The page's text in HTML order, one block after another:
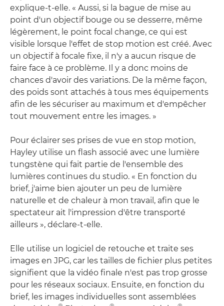
explique-t-elle. « Aussi, si la bague de mise au
point d'un objectif bouge ou se desserre, même
légèrement, le point focal change, ce qui est
visible lorsque l'effet de stop motion est créé. Avec
un objectif à focale fixe, il n'y a aucun risque de
faire face à ce problème. Il y a donc moins de
chances d'avoir des variations. De la même façon,
des poids sont attachés à tous mes équipements
afin de les sécuriser au maximum et d'empêcher
tout mouvement entre les images. »
Pour éclairer ses prises de vue en stop motion,
Hayley utilise un flash associé avec une lumière
tungstène qui fait partie de l'ensemble des
lumières continues du studio. « En fonction du
brief, j'aime bien ajouter un peu de lumière
naturelle et de chaleur à mon travail, afin que le
spectateur ait l'impression d'être transporté
ailleurs », déclare-t-elle.
Elle utilise un logiciel de retouche et traite ses
images en JPG, car les tailles de fichier plus petites
signifient que la vidéo finale n'est pas trop grosse
pour les réseaux sociaux. Ensuite, en fonction du
brief, les images individuelles sont assemblées